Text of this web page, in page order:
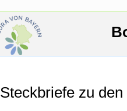
Steckbriefe zu